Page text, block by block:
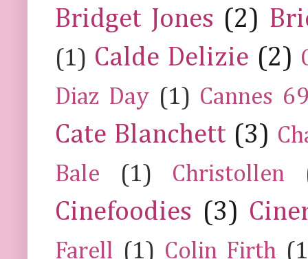
Bridget Jones (2)
(1) Calde Delizie (2)
Diaz Day (1) Cannes
Cate Blanchett (3)
Bale
(1) Christollen
Cinefoodies (3)
Farell (1) Colin Firth